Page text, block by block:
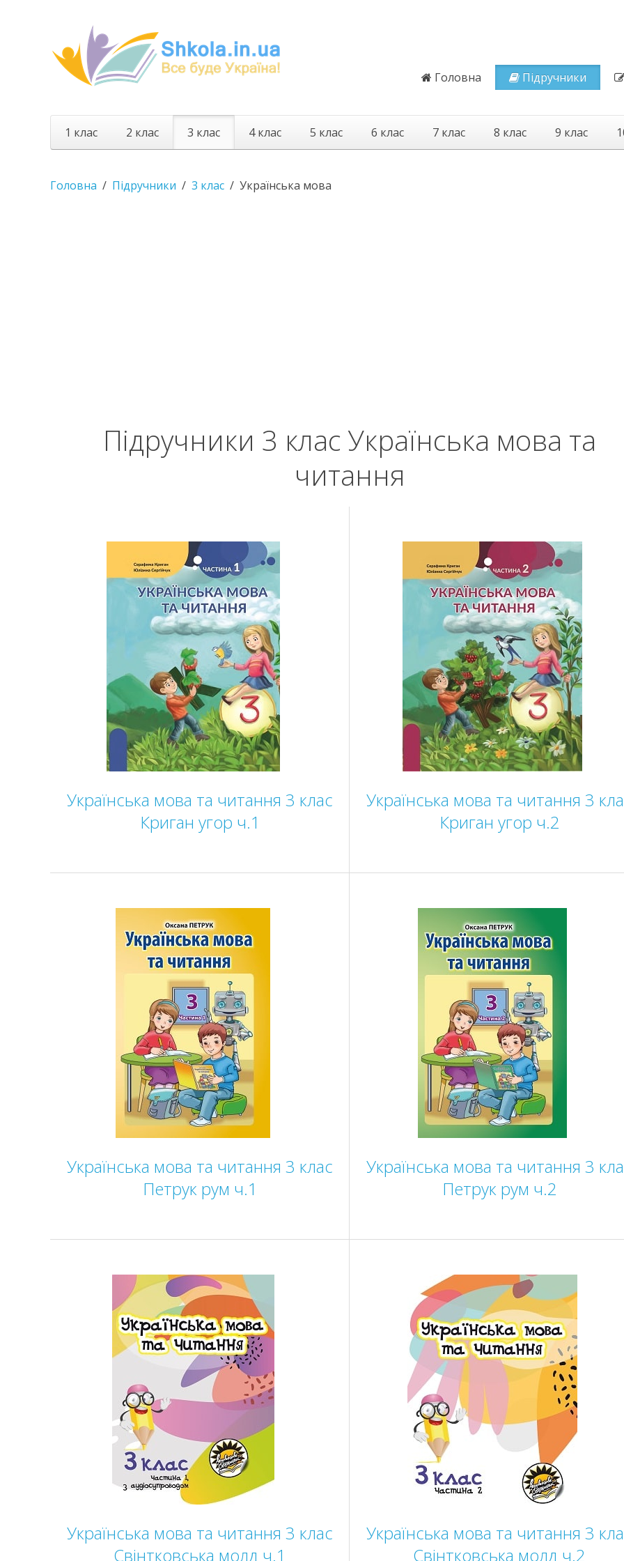
Головна Підручники
1 клас 2 клас 3 клас 4 клас 5 клас 6 клас 7 клас 8 клас 9 клас
Головна Підручники 3 клас Українська мова
Підручники 3 клас Українська мова та
читання
Українська мова та читання 3 клас
Криган угор ч.1
Українська мова та читання 3
Криган угор ч.2
Українська мова та читання 3 клас
Петрук рум ч.1
Українська мова та читання 3
Петрук рум ч.2
Українська мова та читання 3 клас
Свінтковська молд ч.1
Українська мова та читання 3
Свінтковська молд ч.2